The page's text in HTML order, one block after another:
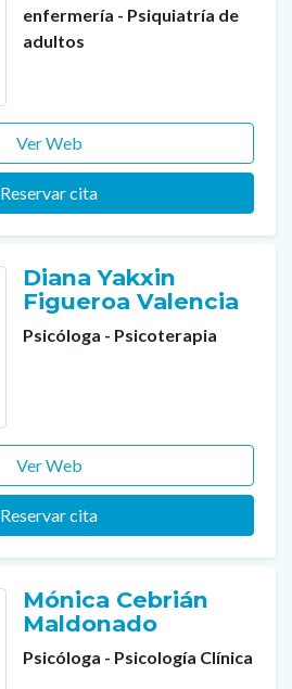
enfermería - Psiquiatría de
adultos
Ver Web
Reservar cita
Diana Yakxin
Figueroa Valencia
Psicóloga - Psicoterapia
Ver Web
Reservar cita
Mónica Cebrián
Maldonado
Psicóloga - Psicología Clínica